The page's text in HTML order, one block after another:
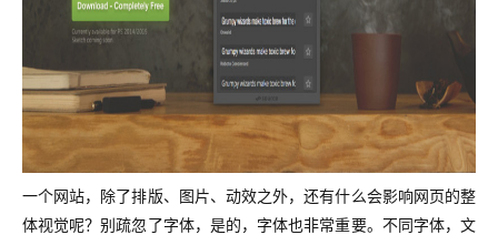
一个网站，除了排版、图片、动效之外，还有什么会影响网页的整
体视觉呢？别疏忽了字体，是的，字体也非常重要。不同字体，文